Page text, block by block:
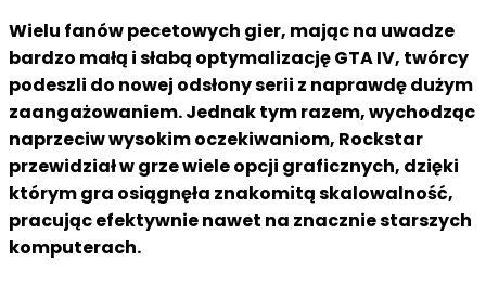
Wielu fanów pecetowych gier, mając na uwadze
bardzo małą i słabą optymalizację GTA IV, twórcy
podeszli do nowej odsłony serii z naprawdę dużym
zaangażowaniem. Jednak tym razem, wychodząc
naprzeciw wysokim oczekiwaniom, Rockstar
przewidział w grze wiele opcji graficznych, dzięki
którym gra osiągnęła znakomitą skalowalność,
pracując efektywnie nawet na znacznie starszych
komputerach.